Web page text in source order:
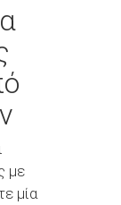
με
μία